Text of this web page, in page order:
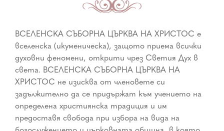
ВСЕЛЕНСКА СЪБОРНА ЦЪРКВА НА ХРИСТОС е
вселенска (икуменическа), защото приема всички
духовни феномени, открити чрез Светия Дух в
света. ВСЕЛЕНСКА СЪБОРНА ЦЪРКВА НА
ХРИСТОС не изисква от членовете си
задължително да се придържат към учението на
определена християнска традиция и им
предоставя свобода при избора на вида на